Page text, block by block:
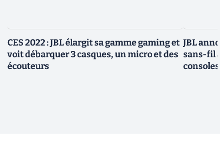
CES 2022 : JBL élargit sa gamme gaming et
voit débarquer 3 casques, un micro et des
écouteurs
JBL
sans-fil
consoles